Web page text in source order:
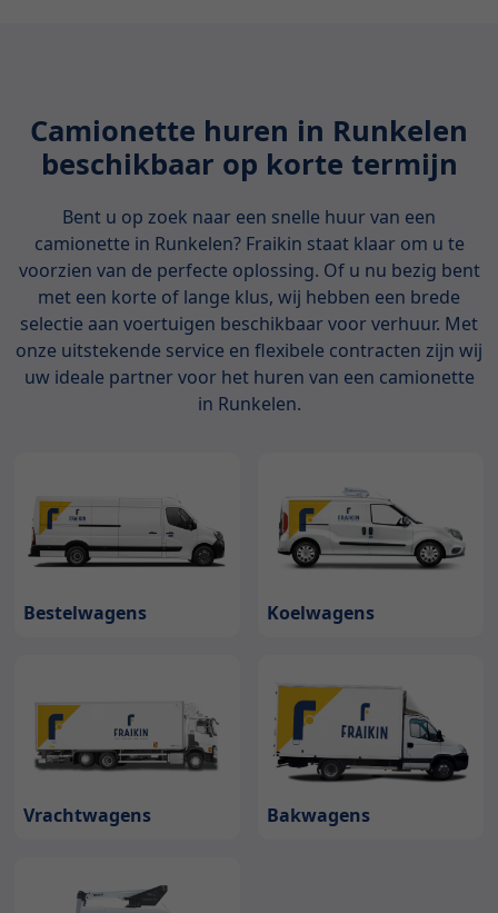
Camionette huren in Runkelen
beschikbaar op korte termijn
Bent u op zoek naar een snelle huur van een
camionette in Runkelen? Fraikin staat klaar om u te
voorzien van de perfecte oplossing. Of u nu bezig bent
met een korte of lange klus, wij hebben een brede
selectie aan voertuigen beschikbaar voor verhuur. Met
onze uitstekende service en flexibele contracten zijn wij
uw ideale partner voor het huren van een camionette
in Runkelen.
Bestelwagens Koelwagens
Vrachtwagens Bakwagens